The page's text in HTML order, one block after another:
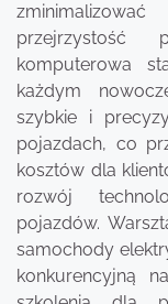
przejrzystość
komputerowa
każdym
szybkie i
pojazdach, co
kosztów dla
rozwój
pojazdów.
samochody
konkurencyjną